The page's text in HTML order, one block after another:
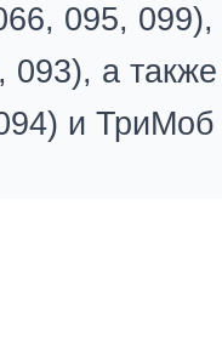
095, 099),
093), а
и ТриМоб